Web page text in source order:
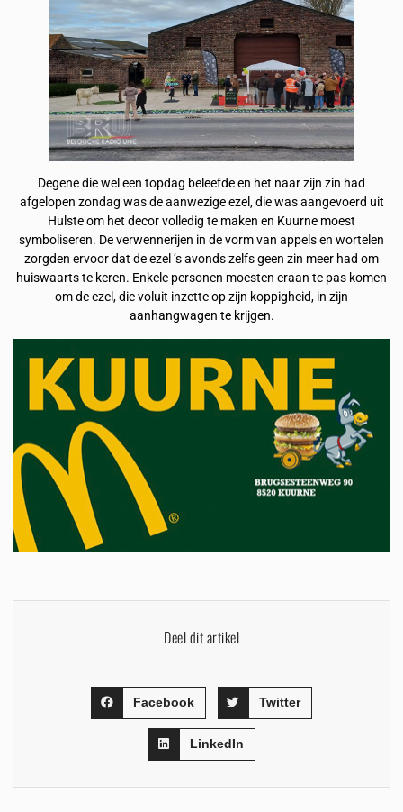
Degene die wel een topdag beleefde en het naar zijn zin had
afgelopen zondag was de aanwezige ezel, die was aangevoerd uit
Hulste om het decor volledig te maken en Kuurne moest
symboliseren. De verwennerijen in de vorm van appels en wortelen
zorgden ervoor dat de ezel ’s avonds zelfs geen zin meer had om
huiswaarts te keren. Enkele personen moesten eraan te pas komen
om de ezel, die voluit inzette op zijn koppigheid, in zijn
aanhangwagen te krijgen.
Deel dit artikel
Facebook Twitter
LinkedIn